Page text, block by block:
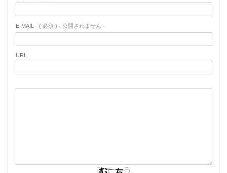
E-MAIL ( 必須 ) - 公開されません -
URL